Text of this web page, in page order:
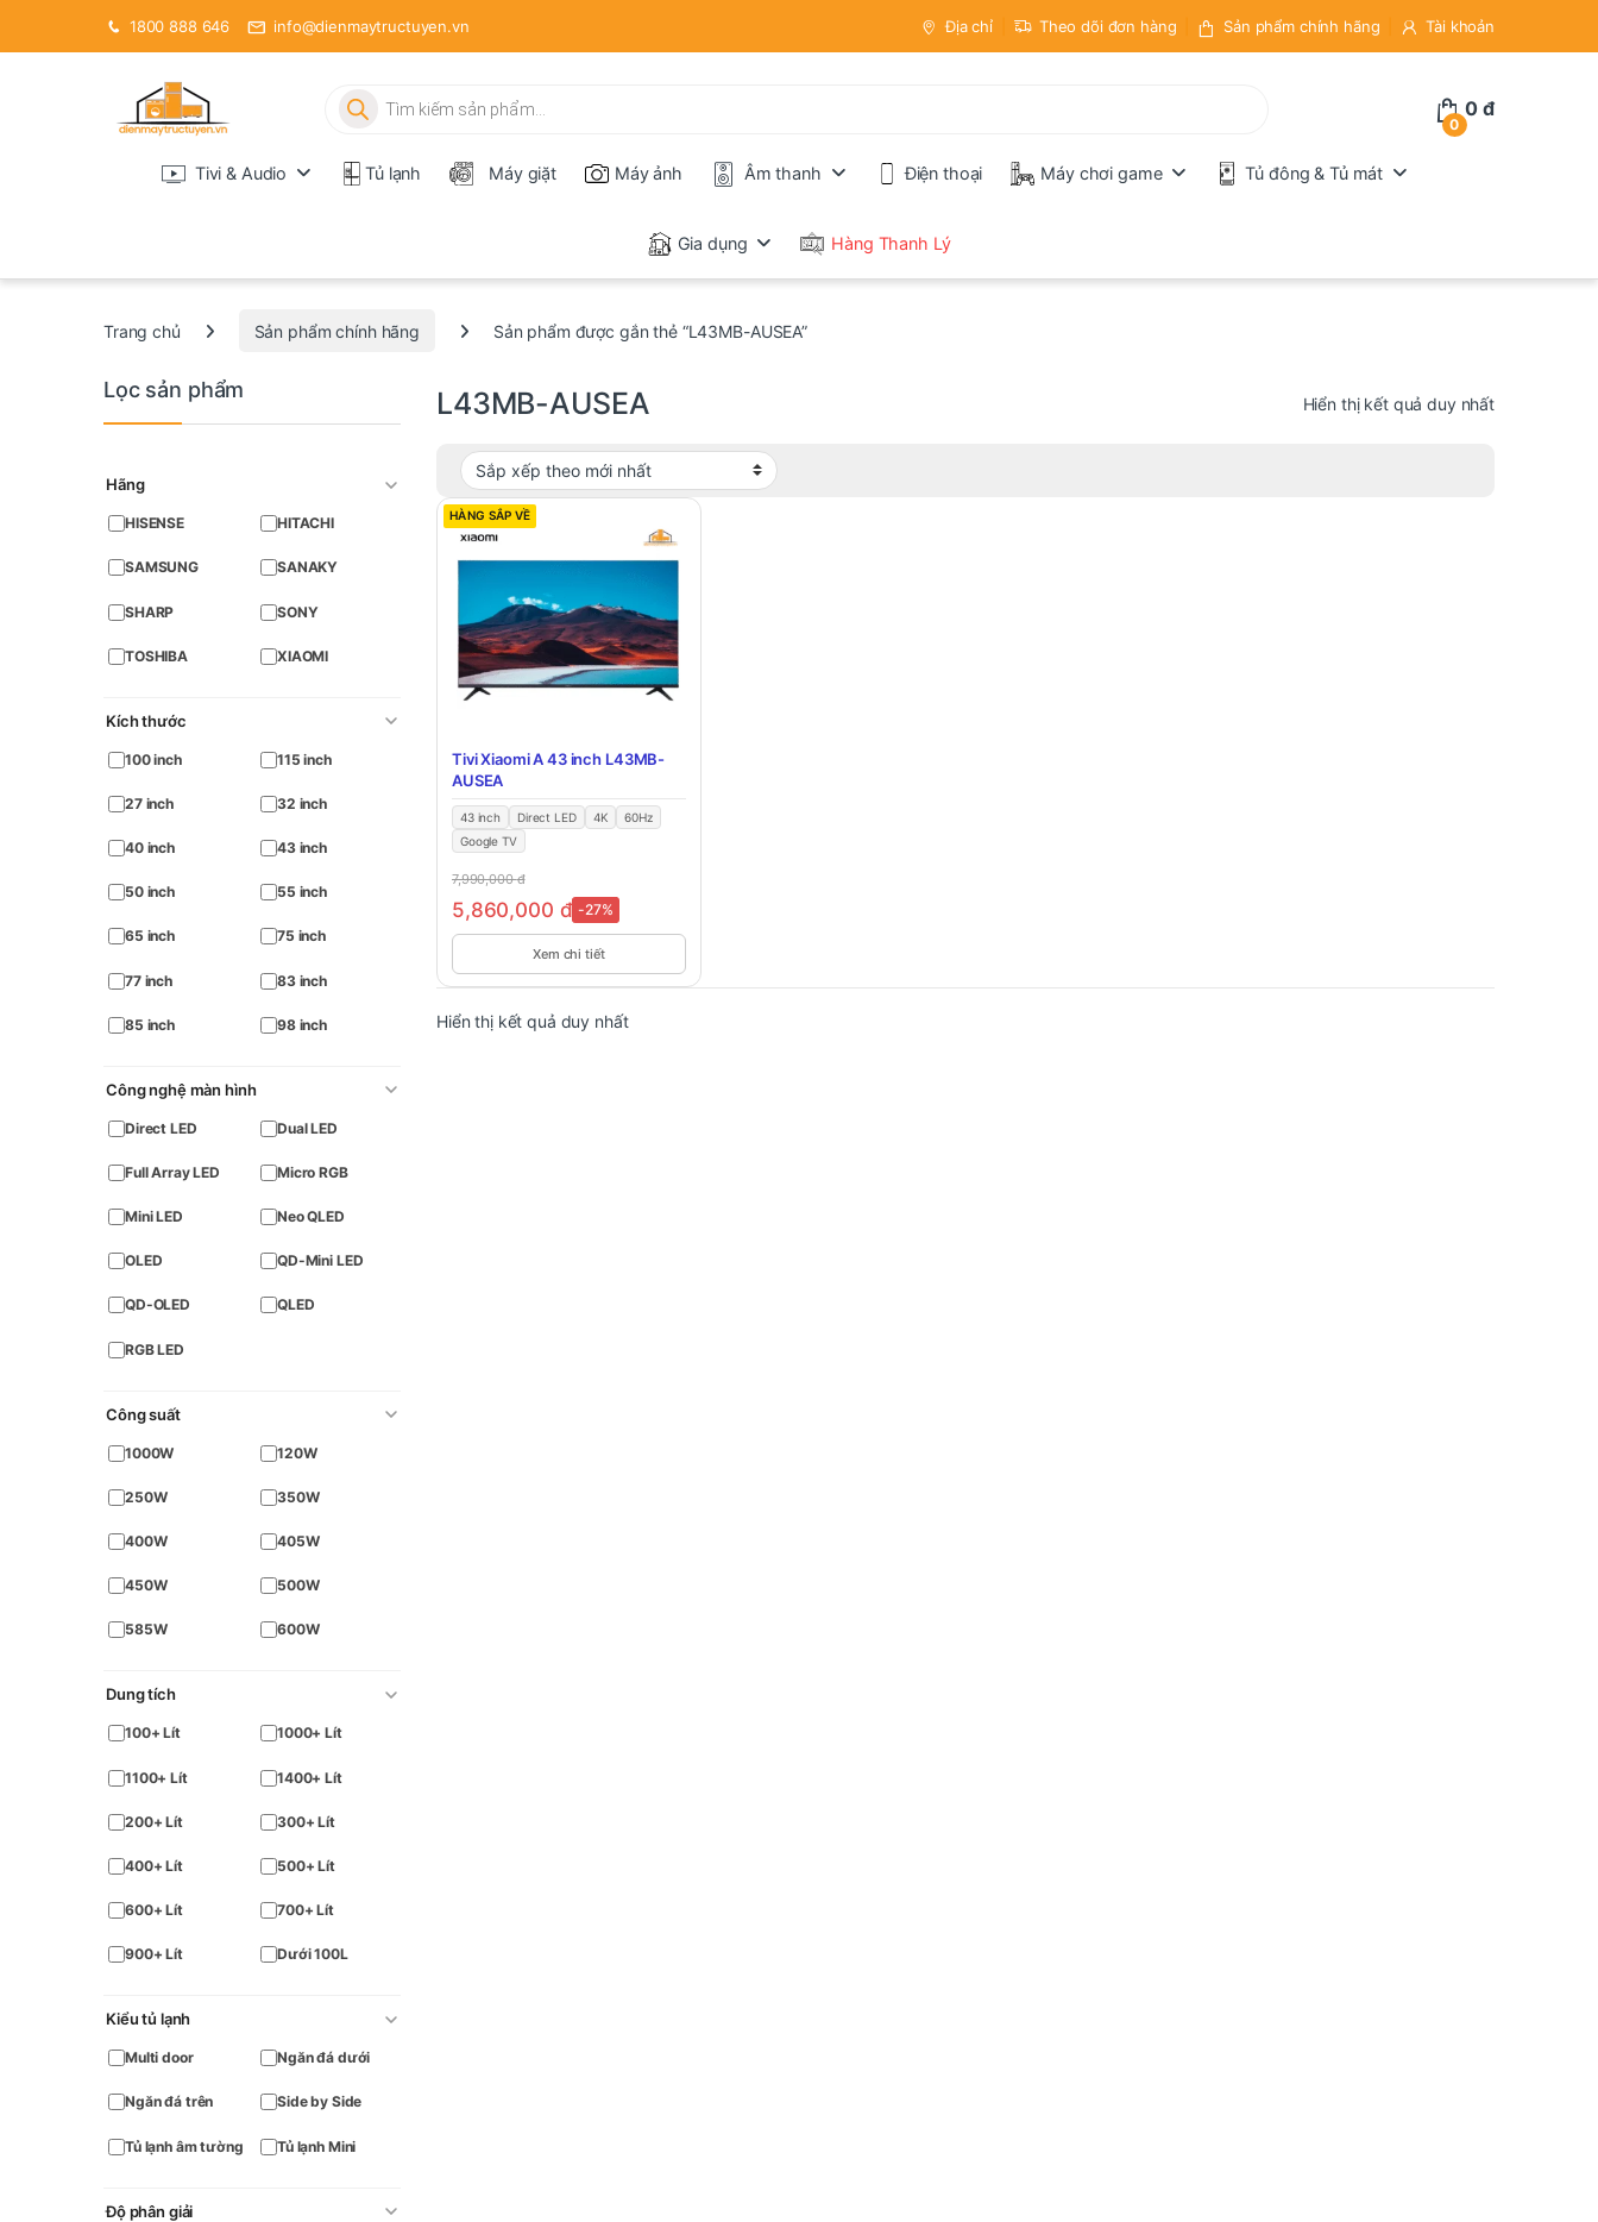
1800 888 646 info@dienmaytructuyen.vn Địa chỉ Theo dõi đơn hàng Sản phẩm chính hãng Tài khoản
Tìm kiếm sản phẩm
0
0đ
Tivi & Audio Tủ lạnh Máy giặt Máy ảnh Âm thanh Điện thoại Máy chơi game Tủ đông & Tủ mát
Gia dụng Hàng Thanh Lý
Trang chủ Sản phẩm chính hãng Sản phẩm được gắn thẻ “L43MB-AUSEA”
L43MB-AUSEA Hiển thị kết quả duy nhất
HÀNG SẮP VỀ
Tivi Xiaomi A 43 inch L43MB-
AUSEA
43 inch Direct LED 4K
60Hz
Google TV
7,990,000đ
5,860,000 đ -27%
Xem chi tiết
Hiển thị kết quả duy nhất
Lọc sản phẩm
Hãng
HISENSE HITACHI
SAMSUNG SANAKY
SHARP SONY
TOSHIBA XIAOMI
Kích thước
100 inch 115 inch
27 inch 32 inch
40 inch 43 inch
50 inch 55 inch
65 inch 75 inch
77 inch 83 inch
85 inch 98 inch
Công nghệ màn hình
Direct LED Dual LED
Full Array LED Micro RGB
Mini LED Neo QLED
OLED QD-Mini LED
QD-OLED QLED
RGB LED
Công suất
1000W 120W
250W 350W
400W 405W
450W 500W
585W 600W
Dung tích
100+ Lít 1000+ Lít
1100+ Lít 1400+ Lít
200+ Lít 300+ Lít
400+ Lít 500+ Lít
600+ Lít 700+ Lít
900+ Lít Dưới 100L
Kiểu tủ lạnh
Multi door Ngăn đá dưới
Ngăn đá trên Side by Side
Tủ lạnh âm tường Tủ lạnh Mini
Độ phân giải